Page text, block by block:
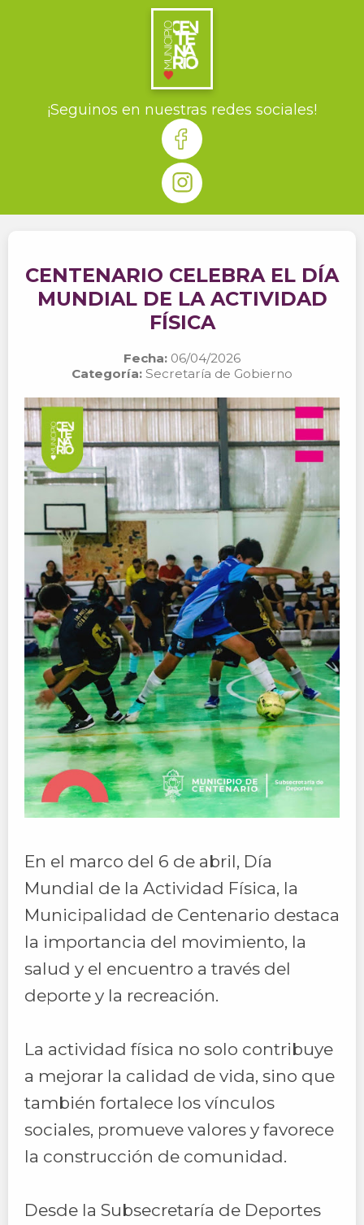
¡Seguinos en nuestras redes sociales!
CENTENARIO CELEBRA EL DÍA
MUNDIAL DE LA ACTIVIDAD
FÍSICA
Fecha: 06/04/2026
Categoría: Secretaría de Gobierno
En el marco del 6 de abril, Día
Mundial de la Actividad Física, la
Municipalidad de Centenario destaca
la importancia del movimiento, la
salud y el encuentro a través del
deporte y la recreación.
La actividad física no solo contribuye
a mejorar la calidad de vida, sino que
también fortalece los vínculos
sociales, promueve valores y favorece
la construcción de comunidad.
Desde la Subsecretaría de Deportes